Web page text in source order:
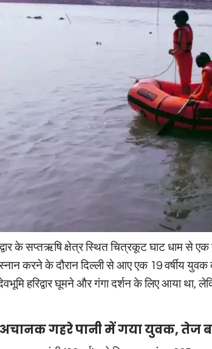
के सप्तऋषि क्षेत्र स्थित चित्रकूट घाट धाम
करने के दौरान दिल्ली से आए एक 19 वर्षीय
हरिद्वार घूमने और गंगा दर्शन के लिए आया था,
अचानक गहरे पानी में गया युवक, तेज